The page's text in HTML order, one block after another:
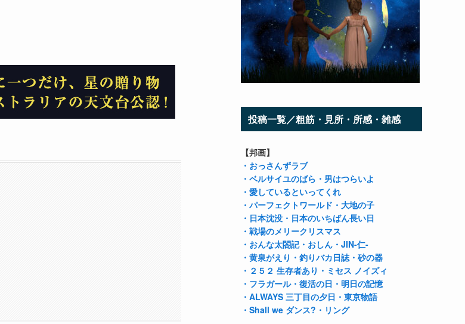
投稿一覧／粗筋・見所・所感・雑感
【邦画】
・おっさんずラブ
・ベルサイユのばら ・男はつらいよ
・愛しているといってくれ
・パーフェクトワールド ・大地の子
・日本沈没 ・日本のいちばん長い日
・戦場のメリークリスマス
・おんな太閤記・おしん ・JIN-仁-
・黄泉がえり ・釣りバカ日誌 ・砂の器
・２５２ 生存者あり ・ミセス ノイズィ
・フラガール・復活の日 ・明日の記憶
・ALWAYS 三丁目の夕日 ・東京物語
・Shall we ダンス? ・リング